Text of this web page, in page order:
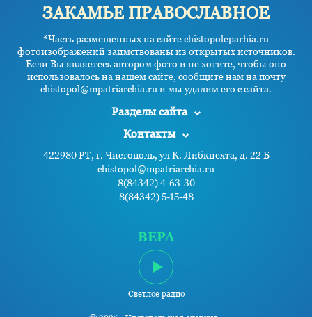
ЗАКАМЬЕ ПРАВОСЛАВНОЕ
*Часть размещенных на сайте chistopoleparhia.ru
фотоизображений заимствованы из открытых источников.
Если Вы являетесь автором фото и не хотите, чтобы оно
использовалось на нашем сайте, сообщите нам на почту
chistopol@mpatriarchia.ru и мы удалим его с сайта.
Разделы сайта
Контакты
422980 РТ, г. Чистополь, ул К. Либкнехта, д. 22 Б
chistopol@mpatriarchia.ru
8(84342) 4-63-30
8(84342) 5-15-48
ВЕРА
Светлое радио